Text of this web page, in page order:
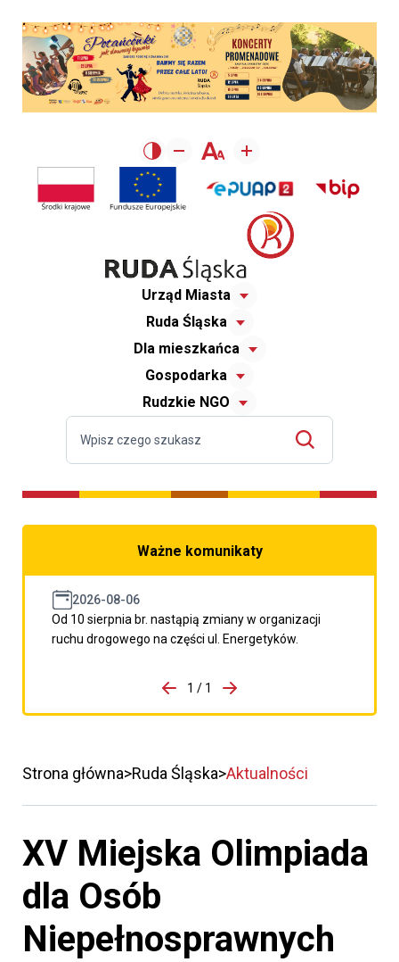
Urząd Miasta
Ruda Śląska
Dla mieszkańca
Gospodarka
Rudzkie NGO
Ważne komunikaty
2026-08-06
Od 10 sierpnia br. nastąpią zmiany w organizacji
ruchu drogowego na części ul. Energetyków.
porzpedniego komunikatu
1 / 1
Przejdź do następnego
Strona główna Ruda Śląska Aktualności
XV Miejska Olimpiada
dla Osób
Niepełnosprawnych